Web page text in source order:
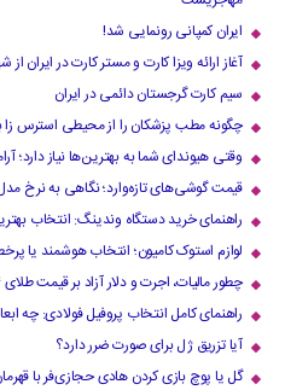
ایران کمپانی رونمایی شد!
آغاز ارائه ویزا کارت و مستر کارت در ایران از
سیم کارت گرجستان دائمی در ایران
چگونه مطب پزشکان را از محیطی استرس
وقتی هیوندای شما به بهترین‌ها نیاز دارد؛
قیمت گوشی‌های تازه‌وارد؛ نگاهی به نرخ
راهنمای خرید دستگاه وندینگ: انتخاب
لوازم استوک کامیون؛ انتخاب هوشمند یا
چطور مالیات، اجرت و دلار آزاد بر قیمت طلای ۲۴ عیار اثر می‌گذارد؟
راهنمای کامل انتخاب پروفیل فولادی: چه
آیا تزریق ژل برای صورت ضرر دارد​؟
گل یا پوچ بازی کردن هادی حجازی‌فر با